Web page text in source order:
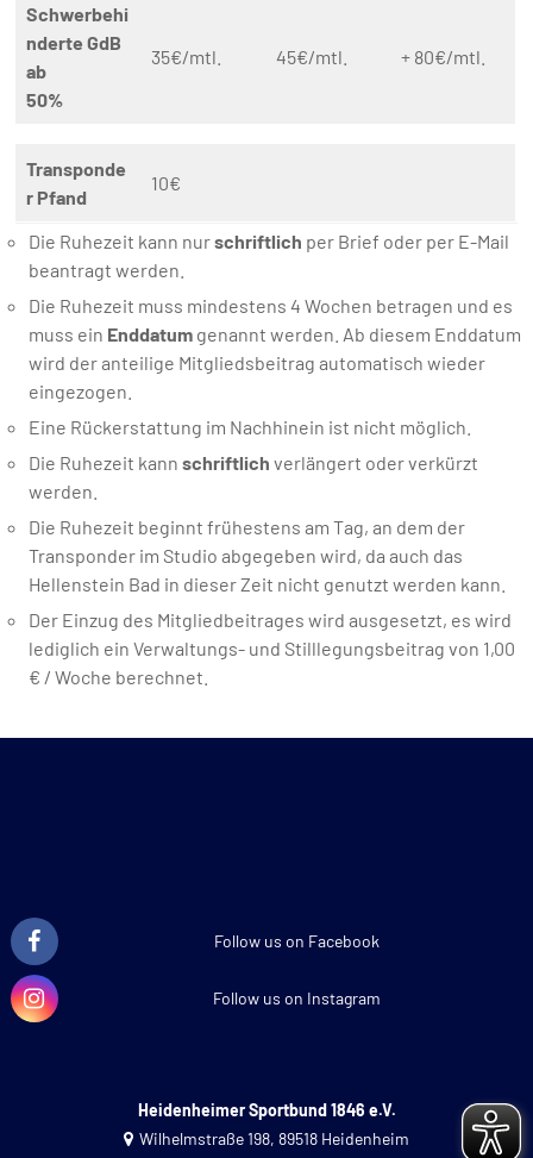
Schwerbehi
nderte GdB
ab
50%
35€/mtl. 45€/mtl. + 80€/mtl.
Transponde
r Pfand
10€
Die Ruhezeit kann nurschriftlich per Brief oder per E-Mail
beantragt werden.
Die Ruhezeit muss mindestens 4 Wochen betragen und es
muss ein Enddatumgenannt werden. Ab diesem Enddatum
wird der anteilige Mitgliedsbeitrag automatisch wieder
eingezogen.
Eine Rückerstattung im Nachhinein ist nicht möglich.
Die Ruhezeit kann schriftlich verlängert oder verkürzt
werden.
Die Ruhezeit beginnt frühestens am Tag, an dem der
Transponder im Studio abgegeben wird, da auch das
Hellenstein Bad in dieser Zeit nicht genutzt werden kann.
Der Einzug des Mitgliedbeitrages wird ausgesetzt, es wird
lediglich ein Verwaltungs- und Stilllegungsbeitrag von 1,00
€ / Woche berechnet.
Follow us on Facebook
Follow us on Instagram
Heidenheimer Sportbund 1846 e.V.
Wilhelmstraße 198, 89518 Heidenheim